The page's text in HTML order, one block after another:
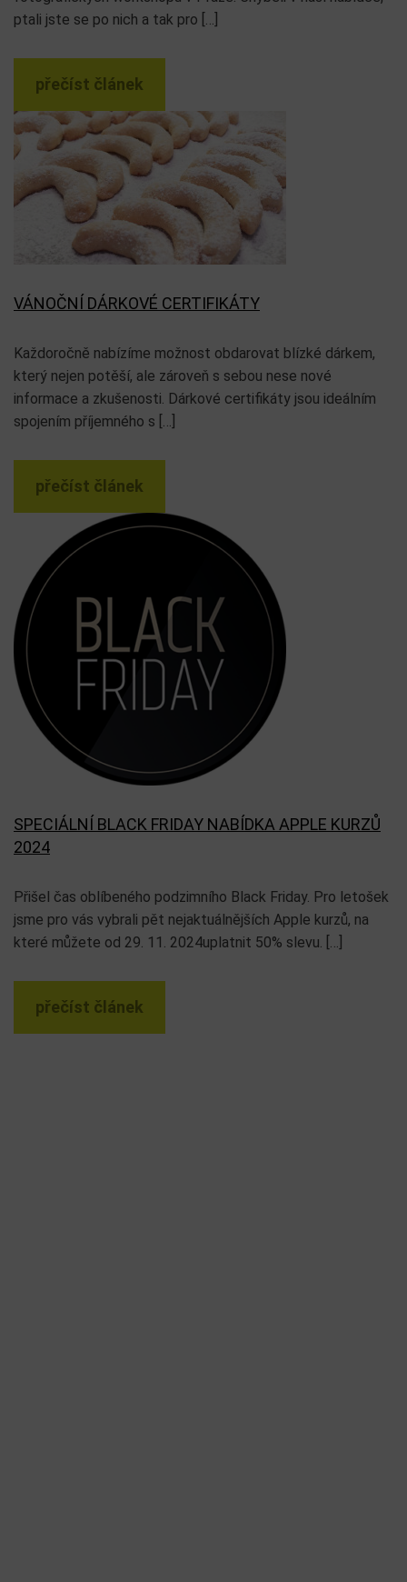
ptali jste se po nich a tak pro […]
přečíst článek
VÁNOČNÍ DÁRKOVÉ CERTIFIKÁTY
Každoročně nabízíme možnost obdarovat blízké dárkem,
který nejen potěší, ale zároveň s sebou nese nové
informace a zkušenosti. Dárkové certifikáty jsou ideálním
spojením příjemného s […]
přečíst článek
SPECIÁLNÍ BLACK FRIDAY NABÍDKA APPLE KURZŮ
2024
Přišel čas oblíbeného podzimního Black Friday. Pro letošek
jsme pro vás vybrali pět nejaktuálnějších Apple kurzů, na
které můžete od 29. 11. 2024uplatnit 50% slevu. […]
přečíst článek